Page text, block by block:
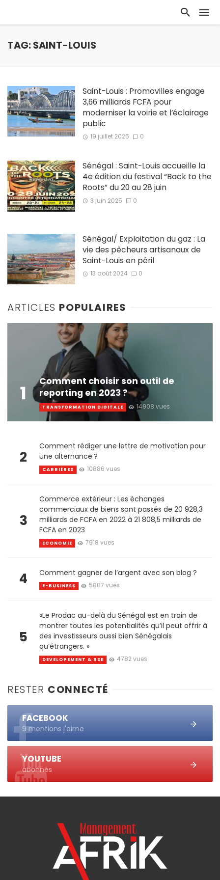
TAG: SAINT-LOUIS
Saint-Louis : Promovilles engage
3,66 milliards FCFA pour
moderniser la voirie et l’éclairage
public
19 juillet 2025 0
Sénégal : Saint-Louis accueille la
4e édition du festival “Back to the
Roots” du 20 au 28 juin
3 juin 2025 0
Sénégal/ Exploitation du gaz : La
vie des pêcheurs artisanaux de
Saint-Louis en péril
13 août 2024 0
ARTICLES POPULAIRES
1
Comment choisir son outil de
reporting en 2023 ?
TRANSFORMATION DIGITALE 14908 vues
2
Comment rédiger une lettre de motivation pour
une alternance ?
CARRIÈRES 10886 vues
3
Commerce extérieur : Les échanges
commerciaux de biens sont passés de 20 928,3
milliards de FCFA en 2022 à 21 808,5 milliards de
FCFA en 2023
ECONOMIE 7918 vues
4 Comment gagner de l’argent avec son blog ?
E-BUSINESS 5807 vues
5
«Le Prodac au-delà du Sénégal est en train de
montrer toutes les potentialités qu’il peut offrir à
des investisseurs aussi bien Sénégalais
qu’étrangers. »
DEVELOPEMENT & RSE 4782 vues
RESTER CONNECTÉ
FACEBOOK
9 mentions j'aime
YOUTUBE
abonnés